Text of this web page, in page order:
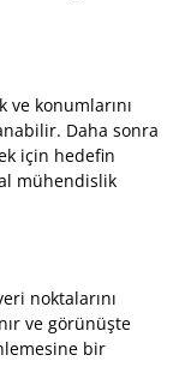
konumlarını
Daha sonra
için hedefin
mühendislik
noktalarını
ve görünüşte
bir